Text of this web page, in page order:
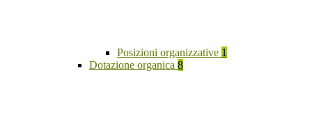
Posizioni organizzative 1
Dotazione organica 8